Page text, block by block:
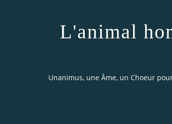
L'animal
Unanimus, une Âme, un Choeur